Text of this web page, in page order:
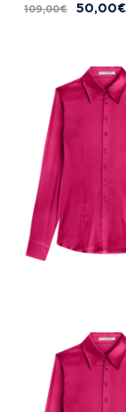
109,00 € 50,00 €